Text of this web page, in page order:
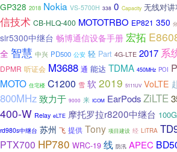
GP328 2018 Nokia VS-5700H 338 0 Capacity 无线对
信技术 CB-HLQ-400 MOTOTRBO EP821 350
slr5300中继台 畅博通信设备手册 宏拓
全 智慧 中兴 PD500 公安 轻 Part 4G-LTE 2017 系
DPMR 听证会 M3688 通 能达 TDMA 450MHz POI
MOTO 住宅楼 C1200 雪 软2019 5111UV VoLTE
800MHz致力于 9000 来 ICOM EarPodsZiLTE
400-W Relay eLTE 摩托罗拉r8200中继台
rd980s中继台 苏州 飞 提供 Tony 项目建设 经 LiTRA
PTX700 HP780 WRC-19 线 防汛 APEC